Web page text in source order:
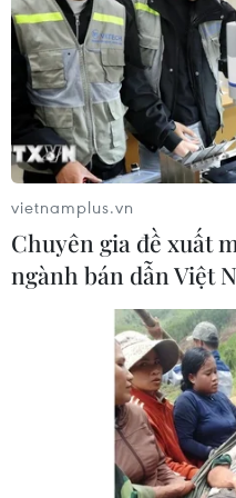
06/08/2026 04:22
Công nghệ
nâng cao năng lực
chuyên sâu tại Bệnh
06/08/2026 02:13
Cứu nạn thành công 30
tàu cá bị cháy trên vùng
05/08/2026 03:58
Không được thu thêm
bệnh BHYT nếu không
vietnamplus.vn
Chuyên gia đề xuất
ngành bán dẫn Việt